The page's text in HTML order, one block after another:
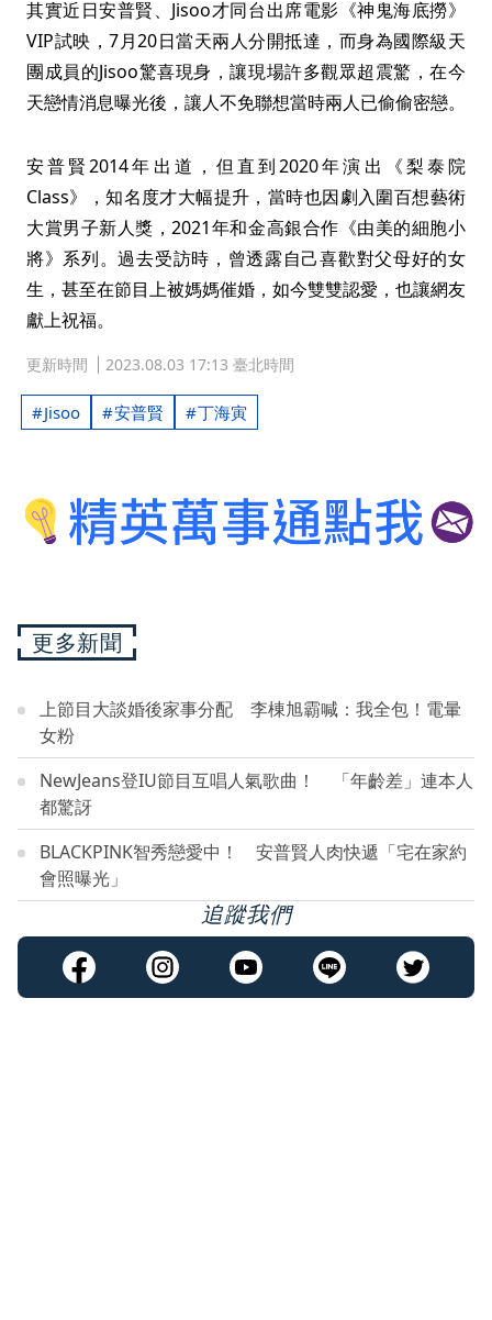
其實近日安普賢、Jisoo才同台出席電影《神鬼海底撈》
VIP試映，7月20日當天兩人分開抵達，而身為國際級天
團成員的Jisoo驚喜現身，讓現場許多觀眾超震驚，在今
天戀情消息曝光後，讓人不免聯想當時兩人已偷偷密戀。
安普賢2014年出道，但直到2020年演出《梨泰院
Class》，知名度才大幅提升，當時也因劇入圍百想藝術
大賞男子新人獎，2021年和金高銀合作《由美的細胞小
將》系列。過去受訪時，曾透露自己喜歡對父母好的女
生，甚至在節目上被媽媽催婚，如今雙雙認愛，也讓網友
獻上祝福。
更新時間 2023.08.03 17:13 臺北時間
Jisoo 安普賢 丁海寅
更多新聞
上節目大談婚後家事分配 李棟旭霸喊：我全包！電暈
女粉
NewJeans登IU節目互唱人氣歌曲！ 「年齡差」連本人
都驚訝
BLACKPINK智秀戀愛中！ 安普賢人肉快遞「宅在家約
會照曝光」
追蹤我們